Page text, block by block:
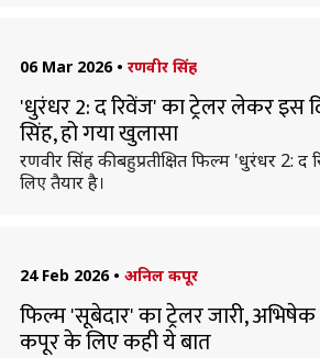
06 Mar 2026 • रणवीर सिंह
'धुरंधर 2: द रिवेंज' का ट्रेलर लेकर इस
सिंह, हो गया खुलासा
रणवीर सिंह की बहुप्रतीक्षित फिल्म 'धुरंधर 2:
लिए तैयार है।
24 Feb 2026 • अनिल कपूर
फिल्म 'सूबेदार' का ट्रेलर जारी,
कपूर के लिए कही ये बात